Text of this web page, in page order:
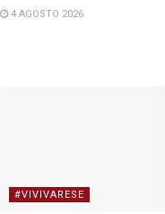
4 AGOSTO 2026
#VIVIVARESE